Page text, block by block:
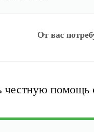
От вас
честную помощь